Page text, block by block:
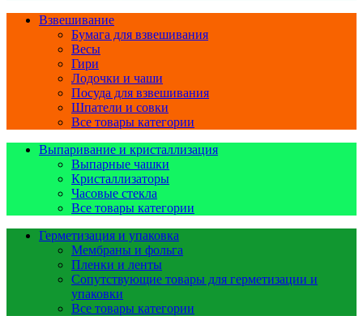
Взвешивание
Бумага для взвешивания
Весы
Гири
Лодочки и чаши
Посуда для взвешивания
Шпатели и совки
Все товары категории
Выпаривание и кристаллизация
Выпарные чашки
Кристаллизаторы
Часовые стекла
Все товары категории
Герметизация и упаковка
Мембраны и фольга
Пленки и ленты
Сопутствующие товары для герметизации и
упаковки
Все товары категории